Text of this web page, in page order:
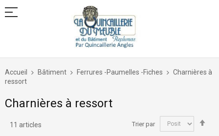
Allez
contenu
Accueil Bâtiment Ferrures -Paumelles -Fiches
Charnières à
ressort
Charnières à ressort
11 articles Trier par